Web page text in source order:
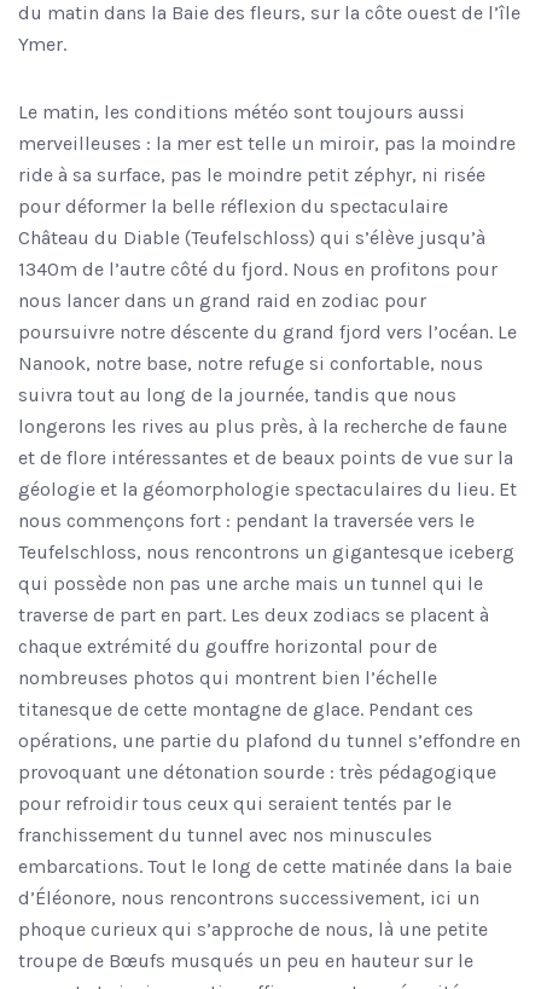
du matin dans la Baie des fleurs, sur la côte ouest de l’île
Ymer.
Le matin, les conditions météo sont toujours aussi
merveilleuses : la mer est telle un miroir, pas la moindre
ride à sa surface, pas le moindre petit zéphyr, ni risée
pour déformer la belle réflexion du spectaculaire
Château du Diable (Teufelschloss) qui s’élève jusqu’à
1340m de l’autre côté du fjord. Nous en profitons pour
nous lancer dans un grand raid en zodiac pour
poursuivre notre déscente du grand fjord vers l’océan. Le
Nanook, notre base, notre refuge si confortable, nous
suivra tout au long de la journée, tandis que nous
longerons les rives au plus près, à la recherche de faune
et de flore intéressantes et de beaux points de vue sur la
géologie et la géomorphologie spectaculaires du lieu. Et
nous commençons fort : pendant la traversée vers le
Teufelschloss, nous rencontrons un gigantesque iceberg
qui possède non pas une arche mais un tunnel qui le
traverse de part en part. Les deux zodiacs se placent à
chaque extrémité du gouffre horizontal pour de
nombreuses photos qui montrent bien l’échelle
titanesque de cette montagne de glace. Pendant ces
opérations, une partie du plafond du tunnel s’effondre en
provoquant une détonation sourde : très pédagogique
pour refroidir tous ceux qui seraient tentés par le
franchissement du tunnel avec nos minuscules
embarcations. Tout le long de cette matinée dans la baie
d’Éléonore, nous rencontrons successivement, ici un
phoque curieux qui s’approche de nous, là une petite
troupe de Bœufs musqués un peu en hauteur sur le